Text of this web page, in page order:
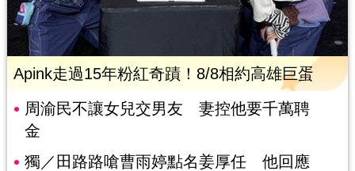
Apink走過15年粉紅奇蹟！8/8相約高雄巨蛋
周渝民不讓女兒交男友 妻控他要千萬聘
金
獨／田路路嗆曹雨婷點名姜厚任 他回應